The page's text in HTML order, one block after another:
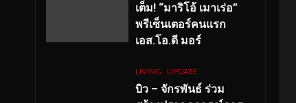
เต็ม! “มาริโอ้ เมาเร่อ”
พรีเซ็นเตอร์คนแรก
เอส.โอ.ดี มอร์
LIVING UPDATE
บิว – จักรพันธ์ ร่วม